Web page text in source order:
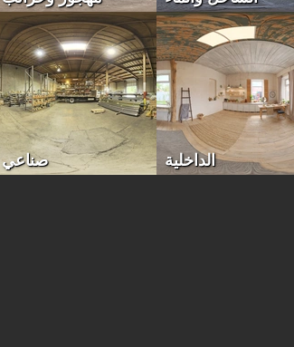
صناعي الداخلية